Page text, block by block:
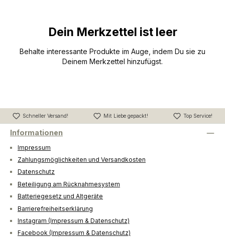
Dein Merkzettel ist leer
Behalte interessante Produkte im Auge, indem Du sie zu
Deinem Merkzettel hinzufügst.
Schneller Versand! Mit Liebe gepackt! Top Service!
Informationen
Impressum
Zahlungsmöglichkeiten und Versandkosten
Datenschutz
Beteiligung am Rücknahmesystem
Batteriegesetz und Altgeräte
Barrierefreiheitserklärung
Instagram (Impressum & Datenschutz)
Facebook (Impressum & Datenschutz)